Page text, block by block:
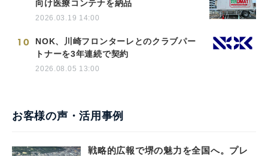
向け医療コンテナを納品
2026.03.19 14:00
10
NOK、川崎フロンターレとのクラブパー
トナーを3年連続で契約
2026.08.05 13:00
お客様の声・活用事例
戦略的広報で堺の魅力を全国へ。プレ